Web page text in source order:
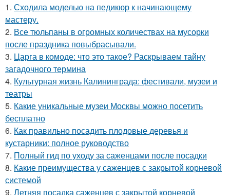
1. Сходила моделью на педикюр к начинающему
мастеру.
2. Все тюльпаны в огромных количествах на мусорки
после праздника повыбрасывали.
3. Царга в комоде: что это такое? Раскрываем тайну
загадочного термина
4. Культурная жизнь Калининграда: фестивали, музеи и
театры
5. Какие уникальные музеи Москвы можно посетить
бесплатно
6. Как правильно посадить плодовые деревья и
кустарники: полное руководство
7. Полный гид по уходу за саженцами после посадки
8. Какие преимущества у саженцев с закрытой корневой
системой
9. Летняя посадка саженцев с закрытой корневой